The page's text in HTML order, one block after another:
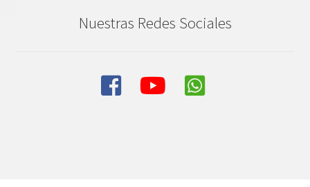
Nuestras Redes Sociales